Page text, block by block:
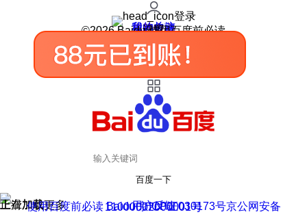
登录
我的关注
我的收藏
皮肤中心
用户反馈
设置
©2026 Baidu 使用百度前必读
百度一下
正在加载
上滑加载更多 用户反馈
使用百度前必读 Baidu 京ICP证030173号
京公网安备11000002000001号